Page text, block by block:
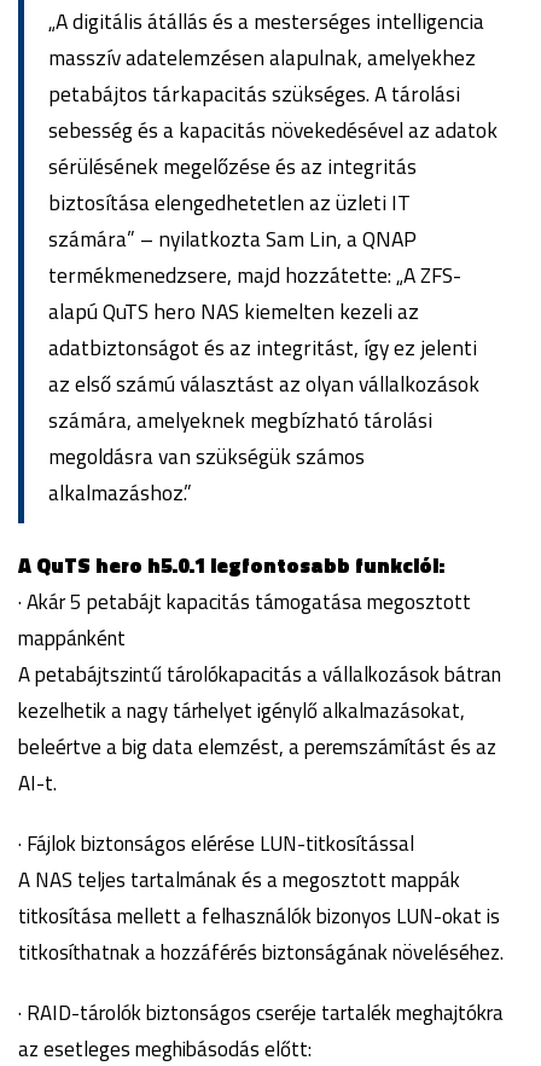
„A digitális átállás és a mesterséges intelligencia
masszív adatelemzésen alapulnak, amelyekhez
petabájtos tárkapacitás szükséges. A tárolási
sebesség és a kapacitás növekedésével az adatok
sérülésének megelőzése és az integritás
biztosítása elengedhetetlen az üzleti IT
számára” – nyilatkozta Sam Lin, a QNAP
termékmenedzsere, majd hozzátette: „A ZFS-
alapú QuTS hero NAS kiemelten kezeli az
adatbiztonságot és az integritást, így ez jelenti
az első számú választást az olyan vállalkozások
számára, amelyeknek megbízható tárolási
megoldásra van szükségük számos
alkalmazáshoz.”
A QuTS hero h5.0.1 legfontosabb funkciói:
· Akár 5 petabájt kapacitás támogatása megosztott
mappánként
A petabájtszintű tárolókapacitás a vállalkozások bátran
kezelhetik a nagy tárhelyet igénylő alkalmazásokat,
beleértve a big data elemzést, a peremszámítást és az
AI-t.
· Fájlok biztonságos elérése LUN-titkosítással
A NAS teljes tartalmának és a megosztott mappák
titkosítása mellett a felhasználók bizonyos LUN-okat is
titkosíthatnak a hozzáférés biztonságának növeléséhez.
· RAID-tárolók biztonságos cseréje tartalék meghajtókra
az esetleges meghibásodás előtt: